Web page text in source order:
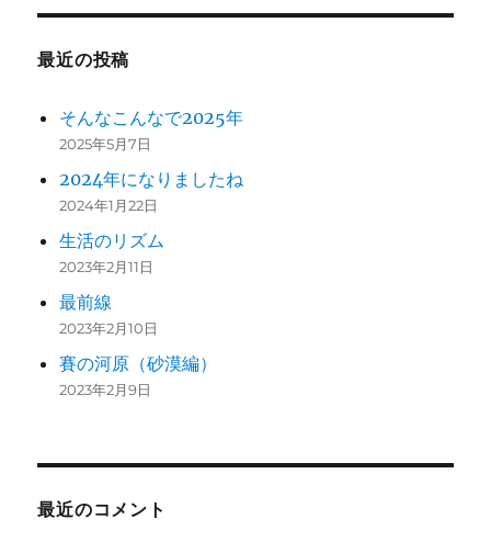
最近の投稿
そんなこんなで2025年
2025年5月7日
2024年になりましたね
2024年1月22日
生活のリズム
2023年2月11日
最前線
2023年2月10日
賽の河原（砂漠編）
2023年2月9日
最近のコメント